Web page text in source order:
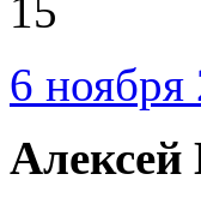
15
6 ноября
Алексей